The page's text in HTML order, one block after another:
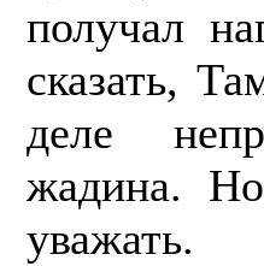
получал
сказать,
деле
жадина. Но
уважать.